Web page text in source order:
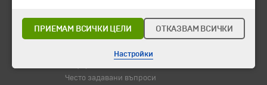
Хотелски резервации
Корпоративно обслужване
Често задавани въпроси
ПРИЕМАМ ВСИЧКИ ЦЕЛИ ОТКАЗВАМ ВСИЧКИ
Настройки